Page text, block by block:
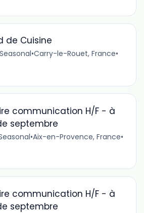
de Cuisine
Seasonal•Carry-le-Rouet, France•
communication H/F - à
septembre
•Aix-en-Provence, France•
communication H/F - à
septembre